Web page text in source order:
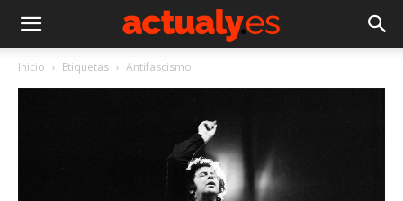
Inicio Etiquetas Antifascismo